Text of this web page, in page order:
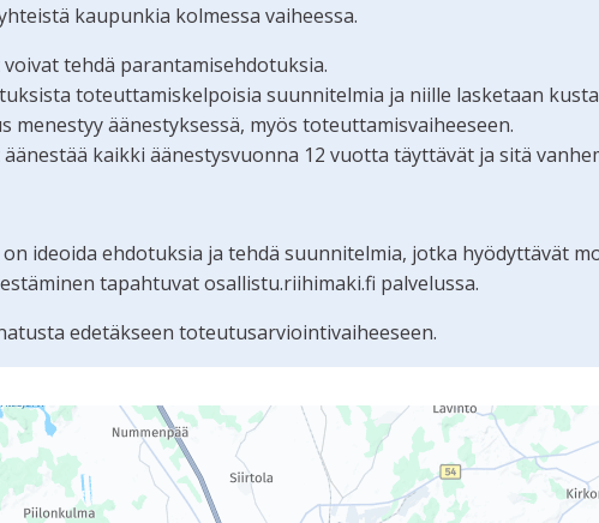
kaupunkia kolmessa vaiheessa.
tehdä parantamisehdotuksia.
toteuttamiskelpoisia suunnitelmia ja niille lasketaan
äänestyksessä, myös toteuttamisvaiheeseen.
kaikki äänestysvuonna 12 vuotta täyttävät ja sitä
ideoida ehdotuksia ja tehdä suunnitelmia, jotka hyödyttävät
tapahtuvat osallistu.riihimaki.fi palvelussa.
edetäkseen toteutusarviointivaiheeseen.
tämän sivun tietueet karttapisteinä. Elementtiä voi käyttää